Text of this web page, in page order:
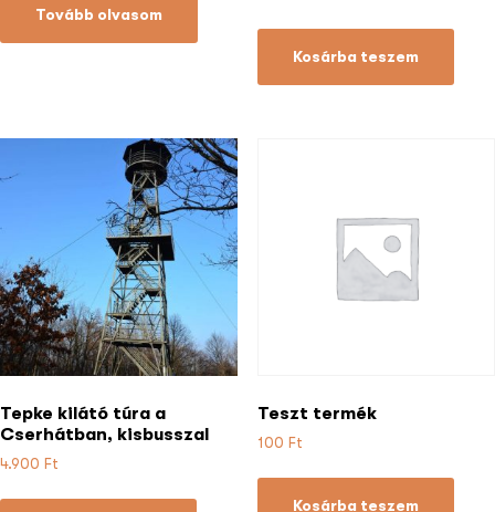
Tovább olvasom
Kosárba teszem
Tepke kilátó túra a
Cserhátban, kisbusszal
4.900 Ft
Teszt termék
100 Ft
Kosárba teszem